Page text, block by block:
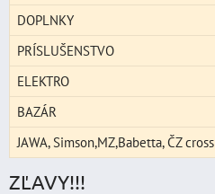
DOPLNKY
PRÍSLUŠENSTVO
ELEKTRO
BAZÁR
JAWA, Simson,MZ,Babetta, ČZ cross
ZĽAVY!!!